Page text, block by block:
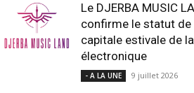
Le DJERBA MUSIC
confirme le statut
capitale estivale de
électronique
- A LA UNE 9 juillet 2026